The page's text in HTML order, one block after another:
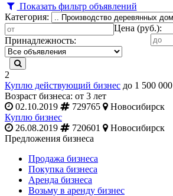
Показать фильтр объявлений
Категория:
Цена (руб.):
Принадлежность:
2
Куплю действующий бизнес до 1 500 000
Возраст бизнеса: от 3 лет
02.10.2019
729765
Новосибирск
Куплю бизнес
26.08.2019
720601
Новосибирск
Предложения бизнеса
Продажа бизнеса
Покупка бизнеса
Аренда бизнеса
Возьму в аренду бизнес